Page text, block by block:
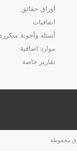
أوراق حقائق
اتفاقيات
أسئلة وأجوبة متكررة
موارد اضافية
تقارير خاصة